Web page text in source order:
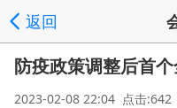
返回
防疫政策调整后首
2023-02-08 22:04 点击:642